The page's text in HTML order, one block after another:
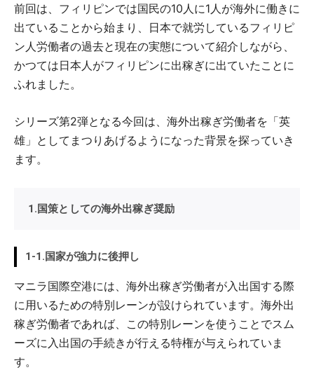
前回は、フィリピンでは国民の10人に1人が海外に働きに
出ていることから始まり、日本で就労しているフィリピ
ン人労働者の過去と現在の実態について紹介しながら、
かつては日本人がフィリピンに出稼ぎに出ていたことに
ふれました。
シリーズ第2弾となる今回は、海外出稼ぎ労働者を「英
雄」としてまつりあげるようになった背景を探っていき
ます。
1.国策としての海外出稼ぎ奨励
1-1.国家が強力に後押し
マニラ国際空港には、海外出稼ぎ労働者が入出国する際
に用いるための特別レーンが設けられています。海外出
稼ぎ労働者であれば、この特別レーンを使うことでスム
ーズに入出国の手続きが行える特権が与えられていま
す。